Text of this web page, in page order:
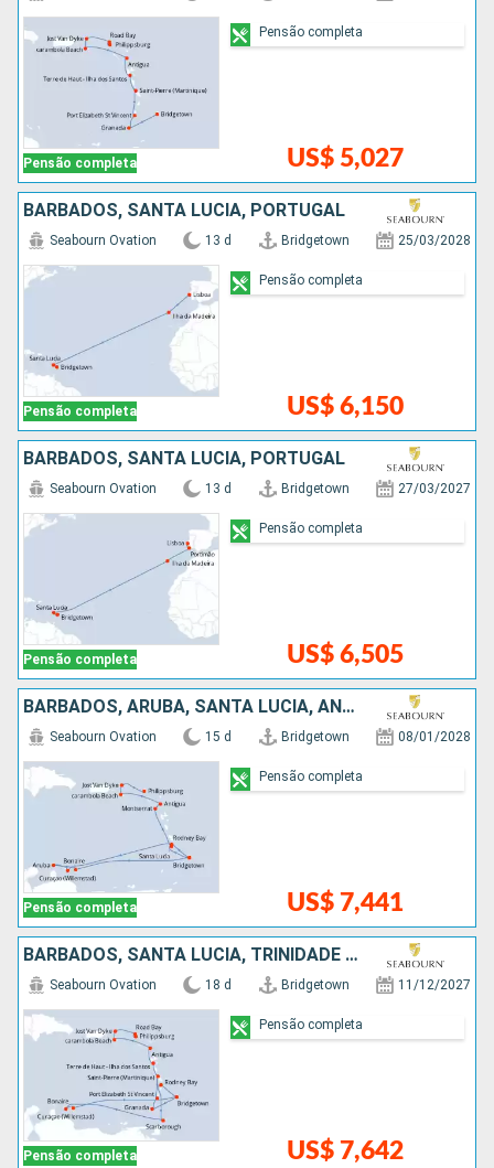
Pensão completa US$ 5,027
Pensão completa
BARBADOS, SANTA LUCIA, PORTUGAL
Pensão completa
Seabourn Ovation 13 d Bridgetown 25/03/2028
US$ 6,150
Pensão completa
BARBADOS, SANTA LUCIA, PORTUGAL
Pensão completa
Seabourn Ovation 13 d Bridgetown 27/03/2027
US$ 6,505
Pensão completa
BARBADOS, ARUBA, SANTA LUCIA, ANTIGUA E BARBUDA, ESTADOS UNIDOS
Pensão completa
Seabourn Ovation 15 d Bridgetown 08/01/2028
US$ 7,441
Pensão completa
BARBADOS, SANTA LUCIA, TRINIDADE E TOBAGO, GRENADA, SÃO VINCENTE E GRANADINAS, ANTIGUA E BARBUDA, ESTADOS UNIDOS
Pensão completa
Seabourn Ovation 18 d Bridgetown 11/12/2027
US$ 7,642
Pensão completa